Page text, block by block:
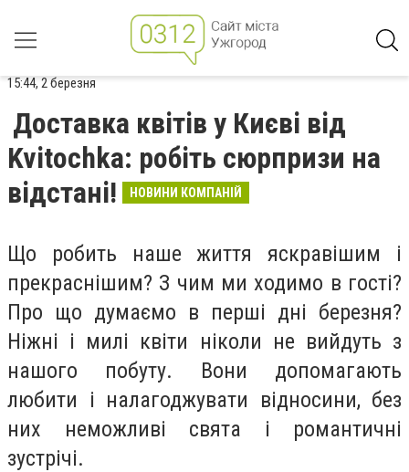
15:44, 2 березня
Доставка квітів у Києві від
Kvitochka: робіть сюрпризи на
відстані!
НОВИНИ КОМПАНІЙ
Що робить наше життя яскравішим і
прекраснішим? З чим ми ходимо в гості?
Про що думаємо в перші дні березня?
Ніжні і милі квіти ніколи не вийдуть з
нашого побуту. Вони допомагають
любити і налагоджувати відносини, без
них неможливі свята і романтичні
зустрічі.